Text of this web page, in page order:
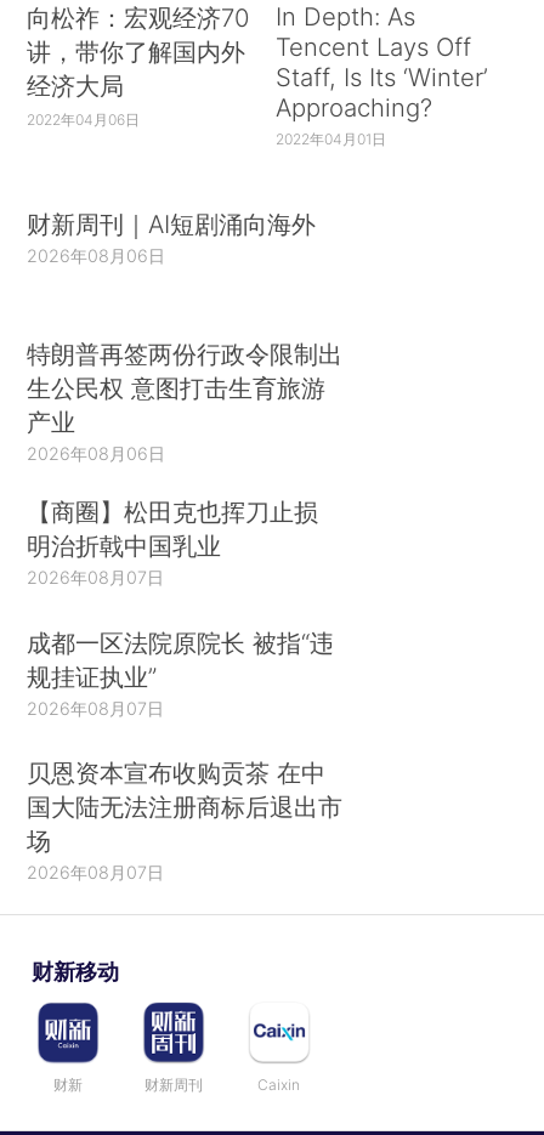
向松祚：宏观经济70
讲，带你了解国内外
经济大局
2022年04月06日
In Depth: As
Tencent Lays Off
Staff, Is Its ‘Winter’
Approaching?
2022年04月01日
财新周刊｜AI短剧涌向海外
2026年08月06日
特朗普再签两份行政令限制出
生公民权 意图打击生育旅游
产业
2026年08月06日
【商圈】松田克也挥刀止损
明治折戟中国乳业
2026年08月07日
成都一区法院原院长 被指“违
规挂证执业”
2026年08月07日
贝恩资本宣布收购贡茶 在中
国大陆无法注册商标后退出市
场
2026年08月07日
财新移动
财新 财新周刊 Caixin